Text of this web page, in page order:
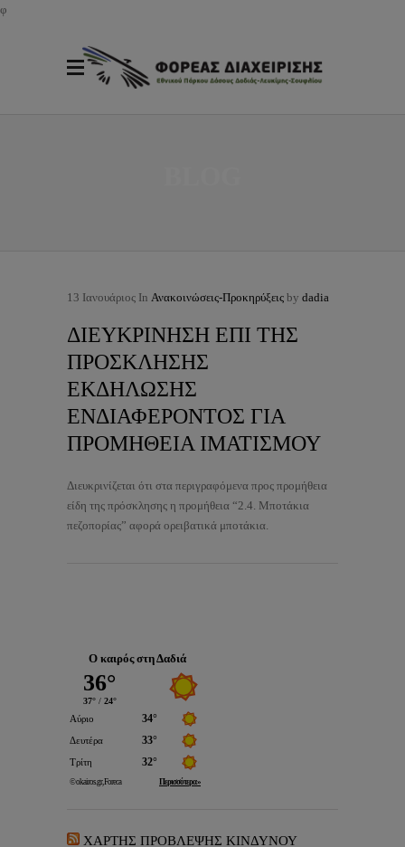
φ
13 Ιανουάριος In Ανακοινώσεις-Προκηρύξεις by dadia
ΔΙΕΥΚΡΙΝΗΣΗ ΕΠΙ ΤΗΣ
ΠΡΟΣΚΛΗΣΗΣ
ΕΚΔΗΛΩΣΗΣ
ΕΝΔΙΑΦΕΡΟΝΤΟΣ ΓΙΑ
ΠΡΟΜΗΘΕΙΑ ΙΜΑΤΙΣΜΟΥ
Διευκρινίζεται ότι στα περιγραφόμενα προς προμήθεια
είδη της πρόσκλησης η προμήθεια “2.4. Μποτάκια
πεζοπορίας” αφορά ορειβατικά μποτάκια.
Ο καιρός στη Δαδιά
ΧΑΡΤΗΣ ΠΡΟΒΛΕΨΗΣ ΚΙΝΔΥΝΟΥ